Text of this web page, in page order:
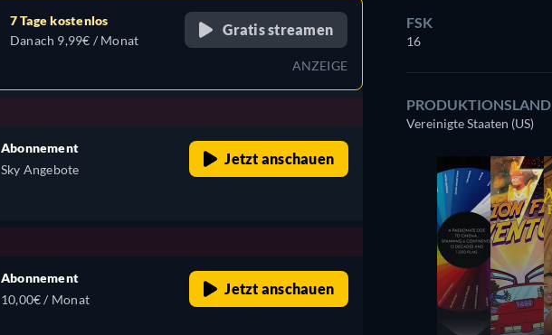
7 Tage kostenlos
Danach 9,99€ / Monat
Gratis streamen
ANZEIGE
Abonnement
Sky Angebote
Jetzt anschauen
Abonnement
10,00€ / Monat
Jetzt anschauen
FSK
16
PRODUKTIONSLAND
Vereinigte Staaten (US)